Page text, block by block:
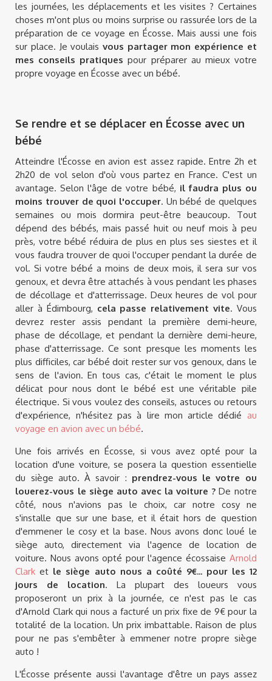
les journées, les déplacements et les visites ? Certaines
choses m'ont plus ou moins surprise ou rassurée lors de la
préparation de ce voyage en Écosse. Mais aussi une fois
sur place. Je voulais vous partager mon expérience et
mes conseils pratiques pour préparer au mieux votre
propre voyage en Écosse avec un bébé.
Se rendre et se déplacer en Écosse avec un
bébé
Atteindre l'Écosse en avion est assez rapide. Entre 2h et
2h20 de vol selon d'où vous partez en France. C'est un
avantage. Selon l'âge de votre bébé, il faudra plus ou
moins trouver de quoi l'occuper. Un bébé de quelques
semaines ou mois dormira peut-être beaucoup. Tout
dépend des bébés, mais passé huit ou neuf mois à peu
près, votre bébé réduira de plus en plus ses siestes et il
vous faudra trouver de quoi l'occuper pendant la durée de
vol. Si votre bébé a moins de deux mois, il sera sur vos
genoux, et devra être attachés à vous pendant les phases
de décollage et d'atterrissage. Deux heures de vol pour
aller à Édimbourg, cela passe relativement vite. Vous
devrez rester assis pendant la première demi-heure,
phase de décollage, et pendant la dernière demi-heure,
phase d'atterrissage. Ce sont presque les moments les
plus difficiles, car bébé doit rester sur vos genoux, dans le
sens de l'avion. En tous cas, c'était le moment le plus
délicat pour nous dont le bébé est une véritable pile
électrique. Si vous voulez des conseils, astuces ou retours
d'expérience, n'hésitez pas à lire mon article dédié au
voyage en avion avec un bébé.
Une fois arrivés en Écosse, si vous avez opté pour la
location d'une voiture, se posera la question essentielle
du siège auto. À savoir : prendrez-vous le votre ou
louerez-vous le siège auto avec la voiture ? De notre
côté, nous n'avions pas le choix, car notre cosy ne
s'installe que sur une base, et il était hors de question
d'emmener le cosy et la base. Nous avons donc loué le
siège auto, directement via l'agence de location de
voiture. Nous avons opté pour l'agence écossaise Arnold
Clark et le siège auto nous a coûté 9€... pour les 12
jours de location. La plupart des loueurs vous
proposeront un prix à la journée, ce n'est pas le cas
d'Arnold Clark qui nous a facturé un prix fixe de 9€ pour la
totalité de la location. Un prix imbattable. Raison de plus
pour ne pas s'embêter à emmener notre propre siège
auto !
L'Écosse présente aussi l'avantage d'être un pays assez